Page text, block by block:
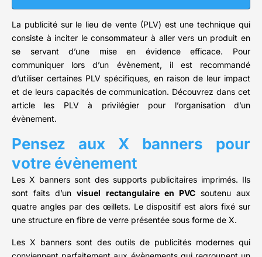
La publicité sur le lieu de vente (PLV) est une technique qui
consiste à inciter le consommateur à aller vers un produit en
se servant d’une mise en évidence efficace. Pour
communiquer lors d’un évènement, il est recommandé
d’utiliser certaines PLV spécifiques, en raison de leur impact
et de leurs capacités de communication. Découvrez dans cet
article les PLV à privilégier pour l’organisation d’un
évènement.
Pensez aux X banners pour
votre évènement
Les X banners sont des supports publicitaires imprimés. Ils
sont faits d’unvisuel rectangulaire en PVCsoutenu aux
quatre angles par des œillets. Le dispositif est alors fixé sur
une structure en fibre de verre présentée sous forme de X.
Les X banners sont des outils de publicités modernes qui